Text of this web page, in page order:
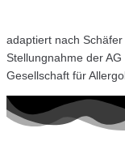
adaptiert nach
Stellungnahme der
Gesellschaft für